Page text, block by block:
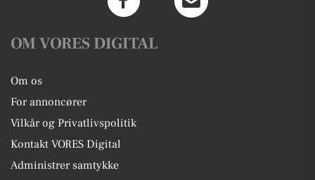
OM VORES DIGITAL
Om os
For annoncører
Vilkår og Privatlivspolitik
Kontakt VORES Digital
Administrer samtykke